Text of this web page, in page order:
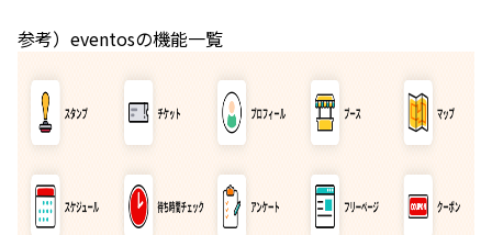
参考）eventosの機能一覧